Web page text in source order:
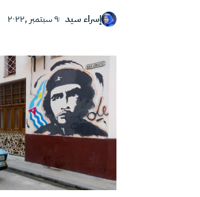
إسراء سيد ٩ سبتمبر ,٢٠٢٢